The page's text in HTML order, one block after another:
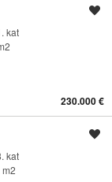
kat
230.000 €
kat